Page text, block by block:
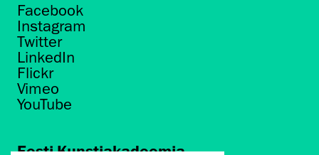
Facebook
Instagram
Twitter
LinkedIn
Flickr
Vimeo
YouTube
Eesti Kunstiakadeemia